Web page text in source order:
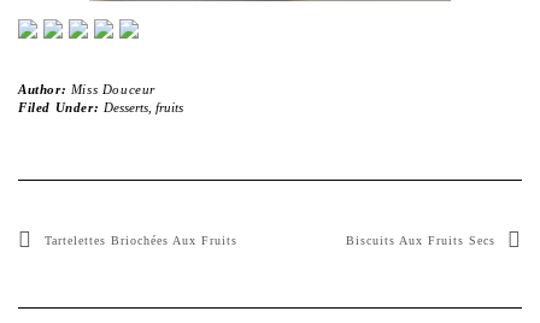
Author: Miss Douceur
Filed Under: Desserts, fruits
Tartelettes Briochées Aux Fruits Biscuits Aux Fruits Secs